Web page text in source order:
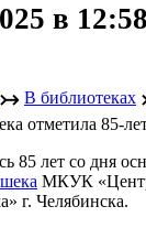
в 12:58
↣ В библиотеках
отметила 85-
85 лет со дня
МКУК
г. Челябинска.